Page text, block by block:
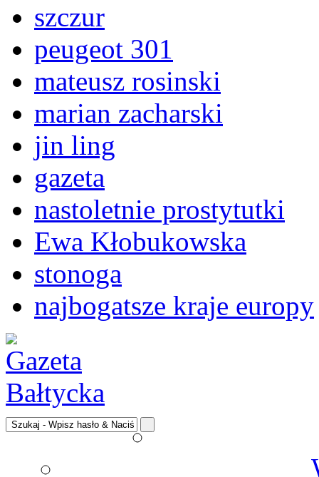
szczur
peugeot 301
mateusz rosinski
marian zacharski
jin ling
gazeta
nastoletnie prostytutki
Ewa Kłobukowska
stonoga
najbogatsze kraje europy